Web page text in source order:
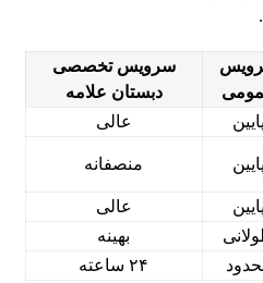
سرویس تخصصی
دبستان علامه
پایین
عالی
پایین منصفانه
پایین
عالی
بهینه
۲۴ ساعته